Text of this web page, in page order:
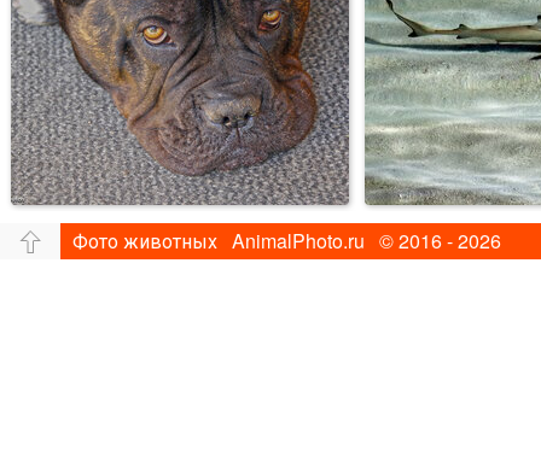
Фото животных AnimalPhoto.ru © 2016 - 2026